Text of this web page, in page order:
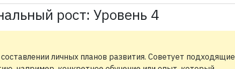
рост: Уровень 4
личных планов развития. Советует подходящие